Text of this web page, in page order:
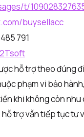
t/
buysellacc
791
hỗ trợ theo đúng
phạm vi bảo
khi không còn nhu
trợ vẫn tiếp tục tư